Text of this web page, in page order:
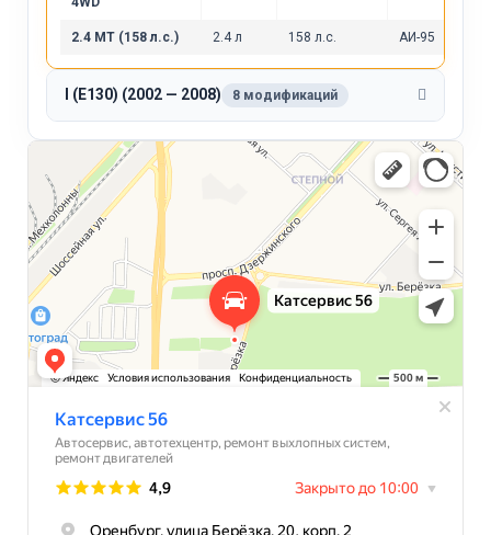
2.4 MT (158 л.с.) 2.4 л 158 л.с. АИ-95
I (E130) (2002 — 2008) 8 модификаций